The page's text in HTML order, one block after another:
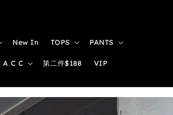
New In TOPS PANTS
A C C 第二件$188 VIP